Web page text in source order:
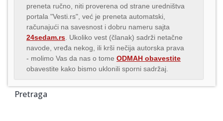
preneta ručno, niti proverena od strane uredništva
portala "Vesti.rs", već je preneta automatski,
računajući na savesnost i dobru nameru sajta
24sedam.rs . Ukoliko vest (članak) sadrži netačne
navode, vređa nekog, ili krši nečija autorska prava
- molimo Vas da nas o tome ODMAH obavestite
obavestite kako bismo uklonili sporni sadržaj.
Pretraga